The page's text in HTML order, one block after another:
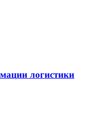
логистики